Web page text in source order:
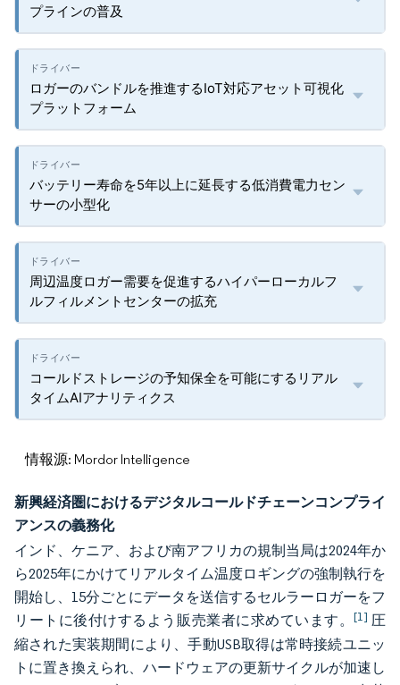
プラインの普及
ロガーのバンドルを推進するIoT対応アセット可視化
プラットフォーム
バッテリー寿命を5年以上に延長する低消費電力セン
サーの小型化
周辺温度ロガー需要を促進するハイパーローカルフ
ルフィルメントセンターの拡充
コールドストレージの予知保全を可能にするリアル
タイムAIアナリティクス
情報源: Mordor Intelligence
新興経済圏におけるデジタルコールドチェーンコンプライ
アンスの義務化
インド、ケニア、および南アフリカの規制当局は2024年か
ら2025年にかけてリアルタイム温度ロギングの強制執行を
開始し、15分ごとにデータを送信するセルラーロガーをフ
リートに後付けするよう販売業者に求めています。[1] 圧
縮された実装期間により、手動USB取得は常時接続ユニッ
トに置き換えられ、ハードウェアの更新サイクルが加速し